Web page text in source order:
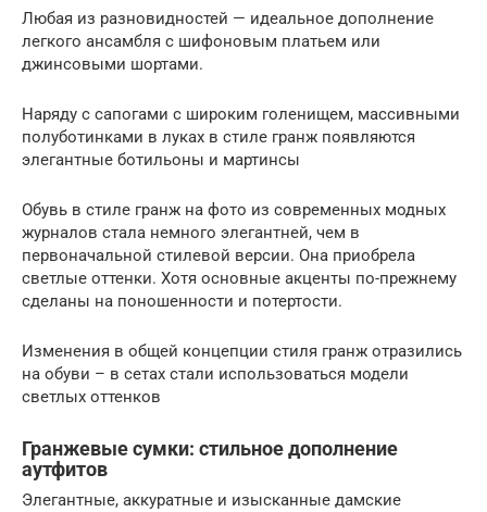
Любая из разновидностей — идеальное дополнение
легкого ансамбля с шифоновым платьем или
джинсовыми шортами.
Наряду с сапогами с широким голенищем, массивными
полуботинками в луках в стиле гранж появляются
элегантные ботильоны и мартинсы
Обувь в стиле гранж на фото из современных модных
журналов стала немного элегантней, чем в
первоначальной стилевой версии. Она приобрела
светлые оттенки. Хотя основные акценты по-прежнему
сделаны на поношенности и потертости.
Изменения в общей концепции стиля гранж отразились
на обуви – в сетах стали использоваться модели
светлых оттенков
Гранжевые сумки: стильное дополнение
аутфитов
Элегантные, аккуратные и изысканные дамские